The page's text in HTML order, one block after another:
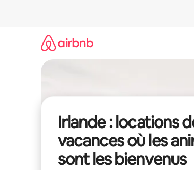
Irlande : locations
vacances où les
sont les bienvenus